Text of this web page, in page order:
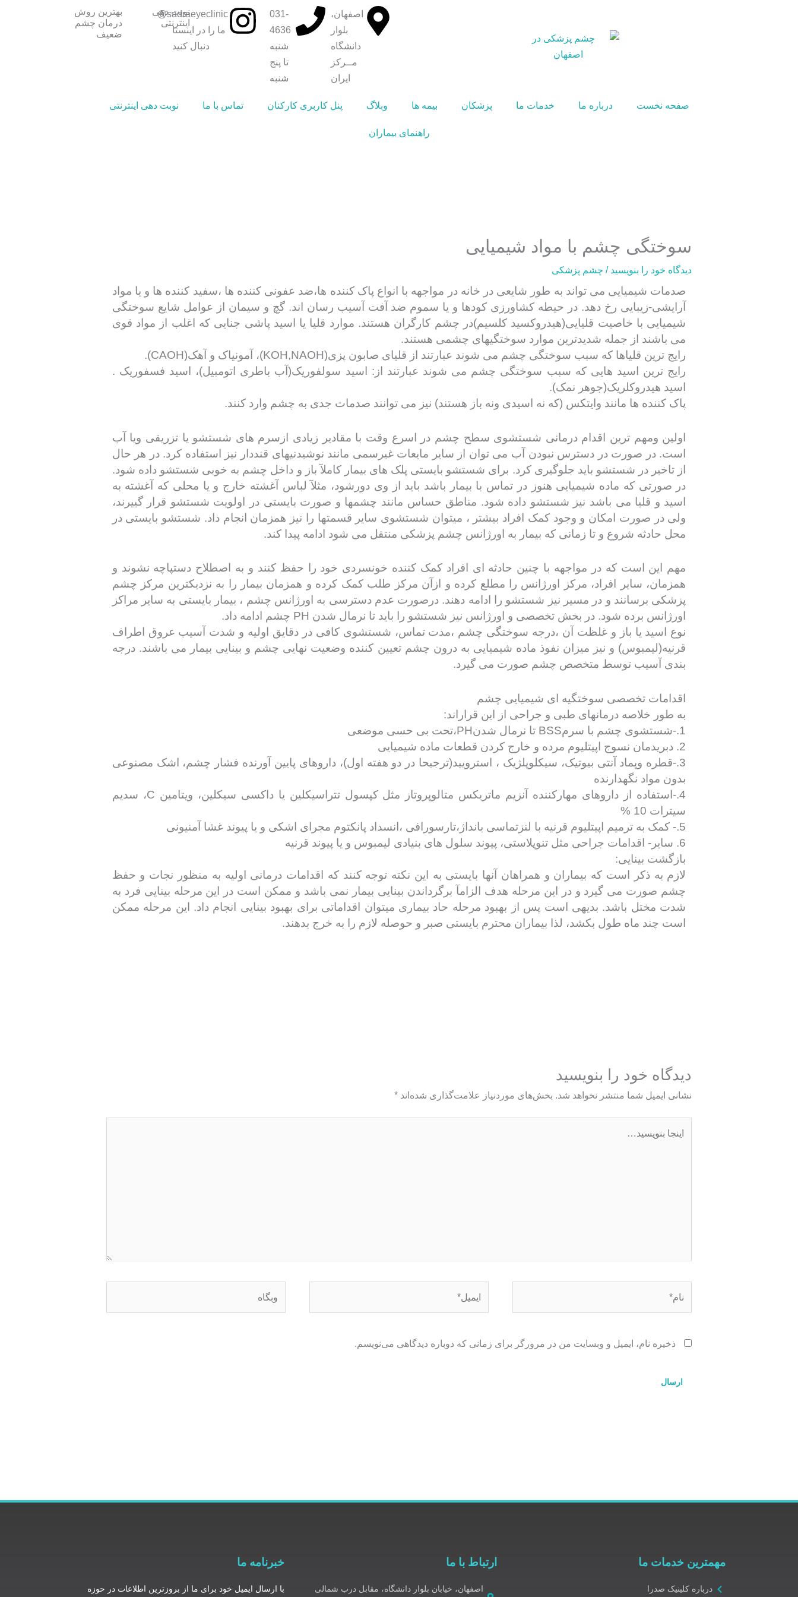
اصفهان،
بلوار
دانشگاه
مــرکز
ایران
031-
4636
شنبه
تا پنج
شنبه
sadraeyeclinic@
ما را در اینستا
دنبال کنید
نوبت دهی
اینترنتی
بهترین روش
درمان چشم
ضعیف
صفحه نخست درباره ما خدمات ما پزشکان بیمه ها وبلاگ پنل کاربری کارکنان تماس با ما نوبت دهی اینترنتی
راهنمای بیماران
سوختگی چشم با مواد شیمیایی
دیدگاه‌ خود را بنویسید / چشم پزشکی
صدمات شیمیایی می تواند به طور شایعی در خانه در مواجهه با انواع پاک کننده ها،ضد عفونی کننده ها ،سفید کننده ها و یا مواد
آرایشی-زیبایی رخ دهد. در حیطه کشاورزی کودها و یا سموم ضد آفت آسیب رسان اند. گچ و سیمان از عوامل شایع سوختگی
شیمیایی با خاصیت قلیایی(هیدروکسید کلسیم)در چشم کارگران هستند. موارد قلیا یا اسید پاشی جنایی که اغلب از مواد قوی
می باشند از جمله شدیدترین موارد سوختگیهای چشمی هستند.
رایج ترین قلیاها که سبب سوختگی چشم می شوند عبارتند از قلیای صابون پزی(KOH,NAOH)، آمونیاک و آهک(CAOH).
رایج ترین اسید هایی که سبب سوختگی چشم می شوند عبارتند از: اسید سولفوریک(آب باطری اتومبیل)، اسید فسفوریک .
اسید هیدروکلریک(جوهر نمک).
پاک کننده ها مانند وایتکس (که نه اسیدی ونه باز هستند) نیز می توانند صدمات جدی به چشم وارد کنند.
اولین ومهم ترین اقدام درمانی شستشوی سطح چشم در اسرع وقت با مقادیر زیادی ازسرم های شستشو یا تزریقی ویا آب
است. در صورت در دسترس نبودن آب می توان از سایر مایعات غیرسمی مانند نوشیدنیهای قنددار نیز استفاده کرد. در هر حال
از تاخیر در شستشو باید جلوگیری کرد. برای شستشو بایستی پلک های بیمار کاملآ باز و داخل چشم به خوبی شستشو داده شود.
در صورتی که ماده شیمیایی هنوز در تماس با بیمار باشد باید از وی دورشود، مثلآ لباس آغشته خارج و یا محلی که آغشته به
اسید و قلیا می باشد نیز شستشو داده شود. مناطق حساس مانند چشمها و صورت بایستی در اولویت شستشو قرار گییرند،
ولی در صورت امکان و وجود کمک افراد بیشتر ، میتوان شستشوی سایر قسمتها را نیز همزمان انجام داد. شستشو بایستی در
محل حادثه شروع و تا زمانی که بیمار به اورژانس چشم پزشکی منتقل می شود ادامه پیدا کند.
مهم این است که در مواجهه با چنین حادثه ای افراد کمک کننده خونسردی خود را حفظ کنند و به اصطلاح دستپاچه نشوند و
همزمان، سایر افراد، مرکز اورژانس را مطلع کرده و ازآن مرکز طلب کمک کرده و همزمان بیمار را به نزدیکترین مرکز چشم
پزشکی برسانند و در مسیر نیز شستشو را ادامه دهند. درصورت عدم دسترسی به اورژانس چشم ، بیمار بایستی به سایر مراکز
اورژانس برده شود. در بخش تخصصی و اورژانس نیز شستشو را باید تا نرمال شدن PH چشم ادامه داد.
نوع اسید یا باز و غلظت آن ،درجه سوختگی چشم ،مدت تماس، شستشوی کافی در دقایق اولیه و شدت آسیب عروق اطراف
قرنیه(لیمبوس) و نیز میزان نفوذ ماده شیمیایی به درون چشم تعیین کننده وضعیت نهایی چشم و بینایی بیمار می باشند. درجه
بندی آسیب توسط متخصص چشم صورت می گیرد.
اقدامات تخصصی سوختگیه ای شیمیایی چشم
به طور خلاصه درمانهای طبی و جراحی از این قراراند:
1.-شستشوی چشم با سرمBSS تا نرمال شدنPH،تحت بی حسی موضعی
2. دبریدمان نسوج اپیتلیوم مرده و خارج کردن قطعات ماده شیمیایی
3.-قطره وپماد آنتی بیوتیک، سیکلوپلژیک ، استرویید(ترجیحا در دو هفته اول)، داروهای پایین آورنده فشار چشم، اشک مصنوعی
بدون مواد نگهدارنده
4.-استفاده از داروهای مهارکننده آنزیم ماتریکس متالوپروتاز مثل کپسول تتراسیکلین یا داکسی سیکلین، ویتامین C، سدیم
سیترات 10 %
5.- کمک به ترمیم اپیتلیوم قرنیه با لنزتماسی بانداژ،تارسورافی ،انسداد پانکتوم مجرای اشکی و یا پیوند غشا آمنیونی
6. سایر- اقدامات جراحی مثل تنوپلاستی، پیوند سلول های بنیادی لیمبوس و یا پیوند قرنیه
بازگشت بینایی:
لازم به ذکر است که بیماران و همراهان آنها بایستی به این نکته توجه کنند که اقدامات درمانی اولیه به منظور نجات و حفظ
چشم صورت می گیرد و در این مرحله هدف الزامآ برگرداندن بینایی بیمار نمی باشد و ممکن است در این مرحله بینایی فرد به
شدت مختل باشد. بدیهی است پس از بهبود مرحله حاد بیماری میتوان اقداماتی برای بهبود بینایی انجام داد. این مرحله ممکن
است چند ماه طول بکشد، لذا بیماران محترم بایستی صبر و حوصله لازم را به خرج بدهند.
دیدگاه‌ خود را بنویسید
نشانی ایمیل شما منتشر نخواهد شد. بخش‌های موردنیاز علامت‌گذاری شده‌اند *
بنویسید…
ذخیره نام، ایمیل و وبسایت من در مرورگر برای زمانی که دوباره دیدگاهی می‌نویسم.
مهمترین خدمات ما
درباره کلینیک صدرا
ارتباط با ما
اصفهان، خیابان بلوار دانشگاه، مقابل درب شمالی
خبرنامه ما
با ارسال ایمیل خود برای ما از بروزترین اطلاعات در حوزه